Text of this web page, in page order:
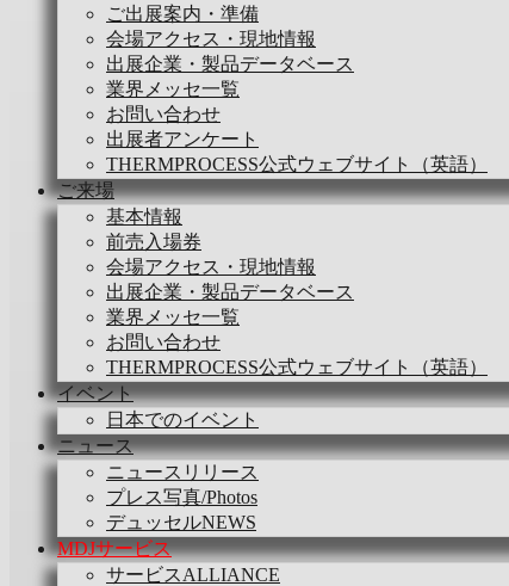
ご出展案内・準備
会場アクセス・現地情報
出展企業・製品データベース
業界メッセ一覧
お問い合わせ
出展者アンケート
THERMPROCESS公式ウェブサイト（英語）
ご来場
基本情報
前売入場券
会場アクセス・現地情報
出展企業・製品データベース
業界メッセ一覧
お問い合わせ
THERMPROCESS公式ウェブサイト（英語）
イベント
日本でのイベント
ニュース
ニュースリリース
プレス写真/Photos
デュッセルNEWS
MDJサービス
サービスALLIANCE